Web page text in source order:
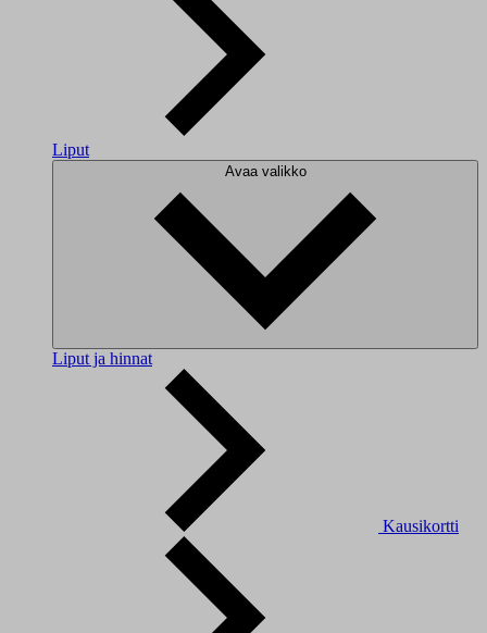
Liput
Avaa valikko
Liput ja hinnat
Kausikortti